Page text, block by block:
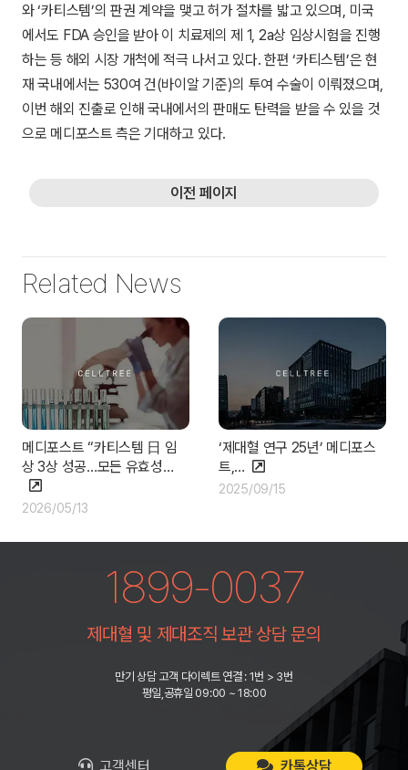
와 ‘카티스템’의 판권 계약을 맺고 허가 절차를 밟고 있으며, 미국
에서도 FDA 승인을 받아 이 치료제의 제 1, 2a상 임상시험을 진행
하는 등 해외 시장 개척에 적극 나서고 있다. 한편 ‘카티스템’은 현
재 국내에서는 530여 건(바이알 기준)의 투여 수술이 이뤄졌으며,
이번 해외 진출로 인해 국내에서의 판매도 탄력을 받을 수 있을 것
으로 메디포스트 측은 기대하고 있다.
이전 페이지
Related News
메디포스트 “카티스템 日 임
상 3상 성공…모든 유효성…
2026/05/13
‘제대혈 연구 25년’ 메디포스
트,…
2025/09/15
1899-0037
제대혈 및 제대조직 보관 상담 문의
만기 상담 고객 다이렉트 연결 : 1번 > 3번
평일,공휴일 09:00 ~ 18:00
고객센터 카톡상담